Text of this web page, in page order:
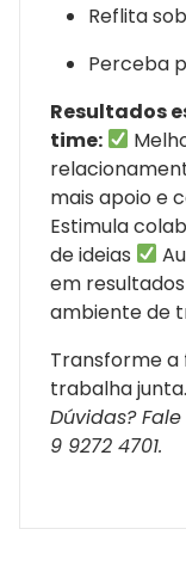
Reflita
Perceba
Resultados
time:
mais apoio e
Estimula
de ideias
em
ambiente de
Transforme a
trabalha
Dúvidas?
9 9272 4701.